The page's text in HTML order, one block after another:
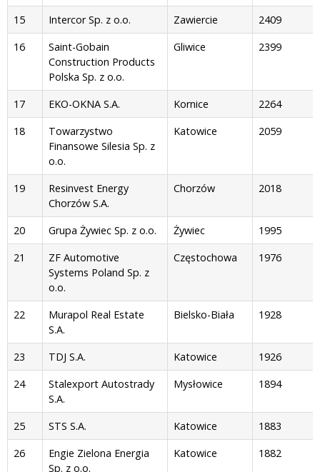
15 Intercor Sp. z o.o. Zawiercie
2409
16
Saint-Gobain
Construction Products
Polska Sp. z o.o.
Gliwice 2399
17 EKO-OKNA S.A. Kornice
2264
18
Towarzystwo
Finansowe Silesia Sp. z
o.o.
Katowice 2059
19
Resinvest Energy
Chorzów S.A.
Chorzów 2018
20 Grupa Żywiec Sp. z o.o. Żywiec
1995
21
ZF Automotive
Systems Poland Sp. z
o.o.
Częstochowa 1976
22
Murapol Real Estate
S.A.
Bielsko-Biała 1928
23 TDJ S.A. Katowice
1926
24
Stalexport Autostrady
S.A.
Mysłowice 1894
25 STS S.A. Katowice
1883
26
Engie Zielona Energia
Sp. z o.o.
Katowice 1882